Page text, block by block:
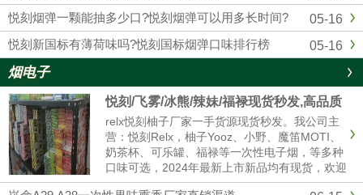
05-16
悦刻烟弹一颗能抽多少口?悦刻烟弹可以用多长时间?
05-16
悦刻新国标有薄荷味吗?悦刻国标烟弹口味排行榜
烟电子
悦刻/飞雾/冰熊/辣妹/福禄现货秒发,高品质
电子烟厂家拿货 售后无忧
relx悦刻柚子厂家一手货源现货秒发。我公司主
营：悦刻Relx，柚子Yooz、小野、魔笛MOTI、
奶茶杯、可乐罐、福禄等一次性电子烟，等多种
口味可选，2024年最新上市新品均有现货，欢迎
咨询我们报价。品牌电子烟代理拿货批发，悦刻